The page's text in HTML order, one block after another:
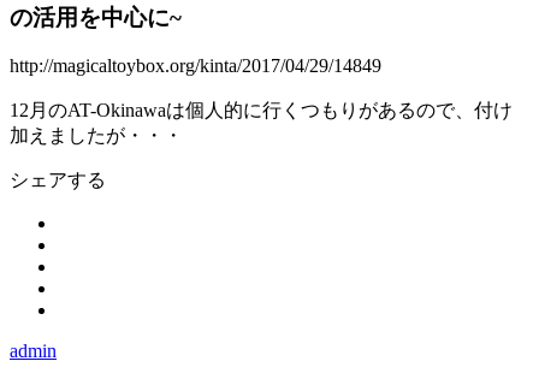
の活用を中心に~
http://magicaltoybox.org/kinta/2017/04/29/14849
12月のAT-Okinawaは個人的に行くつもりがあるので、付け
加えましたが・・・
シェアする
admin